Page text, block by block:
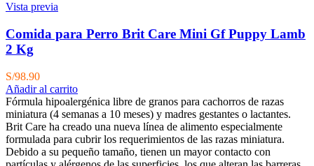
Vista previa
Comida para Perro Brit Care Mini Gf Puppy Lamb
2 Kg
S/98.90
Añadir al carrito
Fórmula hipoalergénica libre de granos para cachorros de razas
miniatura (4 semanas a 10 meses) y madres gestantes o lactantes.
Brit Care ha creado una nueva línea de alimento especialmente
formulada para cubrir los requerimientos de las razas miniatura.
Debido a su pequeño tamaño, tienen un mayor contacto con